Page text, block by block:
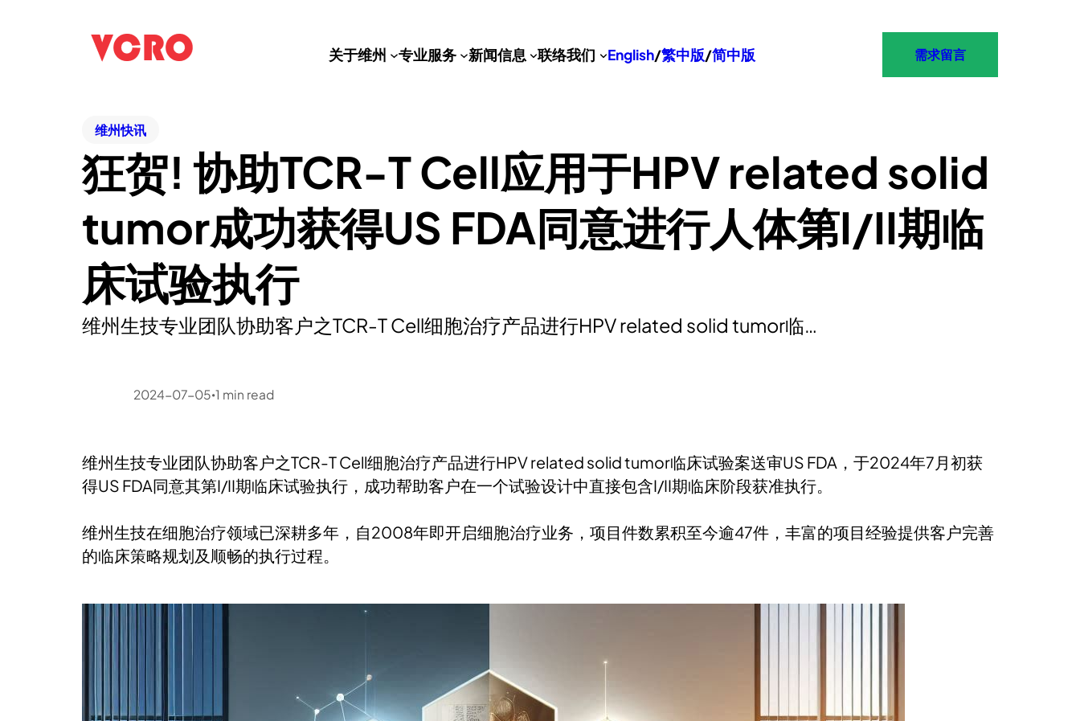
关于维州 专业服务 新闻信息 联络我们 English/繁中版/简中版 需求留言
维州快讯
狂贺! 协助TCR-T Cell应用于HPV related solid
tumor成功获得US FDA同意进行人体第I/II期临
床试验执行
维州生技专业团队协助客户之TCR-T Cell细胞治疗产品进行HPV related solid tumor临…
2024-07-05 •1 min read
维州生技专业团队协助客户之TCR-T Cell细胞治疗产品进行HPV related solid tumor临床试验案送审US FDA，于2024年7月初获
得US FDA同意其第I/II期临床试验执行，成功帮助客户在一个试验设计中直接包含I/II期临床阶段获准执行。
维州生技在细胞治疗领域已深耕多年，自2008年即开启细胞治疗业务，项目件数累积至今逾47件，丰富的项目经验提供客户完善
的临床策略规划及顺畅的执行过程。